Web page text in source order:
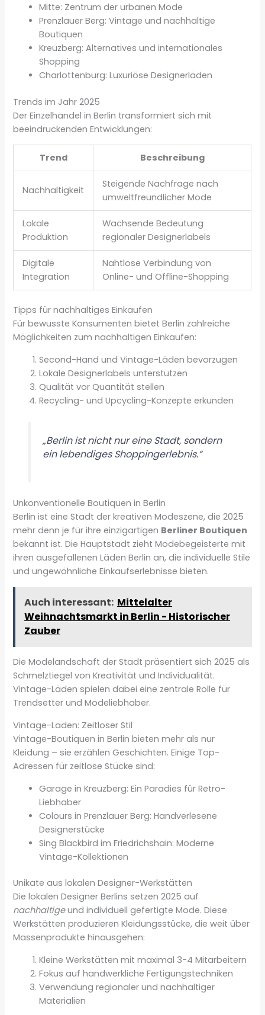
Mitte: Zentrum der urbanen Mode
Prenzlauer Berg: Vintage und nachhaltige
Boutiquen
Kreuzberg: Alternatives und internationales
Shopping
Charlottenburg: Luxuriöse Designerläden
Trends im Jahr 2025
Der Einzelhandel in Berlin transformiert sich mit
beeindruckenden Entwicklungen:
Trend Beschreibung
Nachhaltigkeit
Steigende Nachfrage nach
umweltfreundlicher Mode
Lokale
Produktion
Wachsende Bedeutung
regionaler Designerlabels
Digitale
Integration
Nahtlose Verbindung von
Online- und Offline-Shopping
Tipps für nachhaltiges Einkaufen
Für bewusste Konsumenten bietet Berlin zahlreiche
Möglichkeiten zum nachhaltigen Einkaufen:
Second-Hand und Vintage-Läden bevorzugen
Lokale Designerlabels unterstützen
Qualität vor Quantität stellen
Recycling- und Upcycling-Konzepte erkunden
„Berlin ist nicht nur eine Stadt, sondern
ein lebendiges Shoppingerlebnis.“
Unkonventionelle Boutiquen in Berlin
Berlin ist eine Stadt der kreativen Modeszene, die 2025
mehr denn je für ihre einzigartigen Berliner Boutiquen
bekannt ist. Die Hauptstadt zieht Modebegeisterte mit
ihren ausgefallenen Läden Berlin an, die individuelle Stile
und ungewöhnliche Einkaufserlebnisse bieten.
Auch interessant: Mittelalter
Weihnachtsmarkt in Berlin - Historischer
Zauber
Die Modelandschaft der Stadt präsentiert sich 2025 als
Schmelztiegel von Kreativität und Individualität.
Vintage-Läden spielen dabei eine zentrale Rolle für
Trendsetter und Modeliebhaber.
Vintage-Läden: Zeitloser Stil
Vintage-Boutiquen in Berlin bieten mehr als nur
Kleidung – sie erzählen Geschichten. Einige Top-
Adressen für zeitlose Stücke sind:
Garage in Kreuzberg: Ein Paradies für Retro-
Liebhaber
Colours in Prenzlauer Berg: Handverlesene
Designerstücke
Sing Blackbird im Friedrichshain: Moderne
Vintage-Kollektionen
Unikate aus lokalen Designer-Werkstätten
Die lokalen Designer Berlins setzen 2025 auf
nachhaltigeund individuell gefertigte Mode. Diese
Werkstätten produzieren Kleidungsstücke, die weit über
Massenprodukte hinausgehen:
Kleine Werkstätten mit maximal 3-4 Mitarbeitern
Fokus auf handwerkliche Fertigungstechniken
Verwendung regionaler und nachhaltiger
Materialien